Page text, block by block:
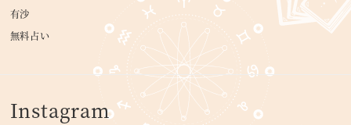
有沙
無料占い
Instagram